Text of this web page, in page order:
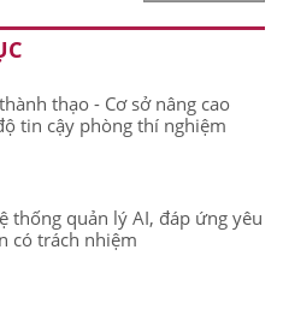
thạo - Cơ sở nâng cao
tin cậy phòng thí nghiệm
thống quản lý AI, đáp ứng yêu
có trách nhiệm